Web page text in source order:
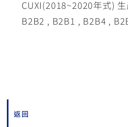
CUXI(2018~2020年式)
B2B2 , B2B1 , B2B4 ,
返回